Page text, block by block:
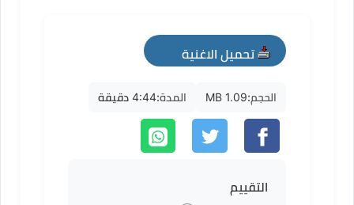
تحميل الاغنية
mp3
الحجم:1.09 MB المدة:4:44 دقيقة
التقييم